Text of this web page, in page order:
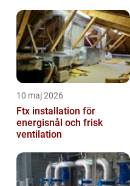
10 maj 2026
Ftx installation för
energisnål och frisk
ventilation